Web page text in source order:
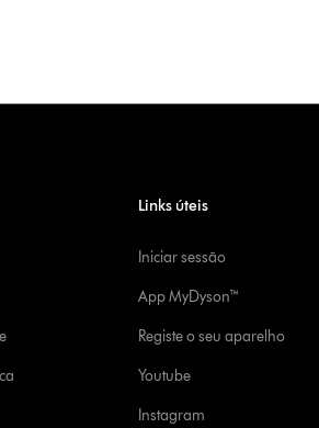
Links úteis
Iniciar sessão
App MyDyson™
Registe o seu aparelho
Youtube
Instagram